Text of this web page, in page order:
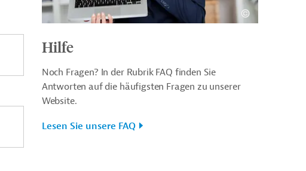
Hilfe
Noch Fragen? In der Rubrik FAQ finden Sie
Antworten auf die häufigsten Fragen zu unserer
Website.
Lesen Sie unsere FAQ